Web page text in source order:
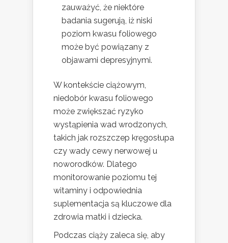
zauważyć, że niektóre
badania sugerują, iż niski
poziom kwasu foliowego
może być powiązany z
objawami depresyjnymi.
W kontekście ciążowym,
niedobór kwasu foliowego
może zwiększać ryzyko
wystąpienia wad wrodzonych,
takich jak rozszczep kręgosłupa
czy wady cewy nerwowej u
noworodków. Dlatego
monitorowanie poziomu tej
witaminy i odpowiednia
suplementacja są kluczowe dla
zdrowia matki i dziecka.
Podczas ciąży zaleca się, aby